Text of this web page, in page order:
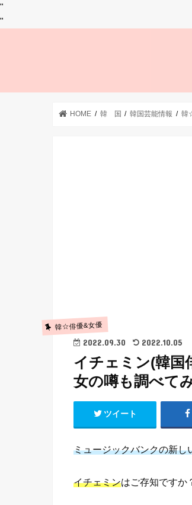
"
"
HOME 韓 国 韓国芸能情報 韓
韓☆俳優&女優
2022.09.30 2022.10.05
イチェミン(韓国
女の噂も調べて
ツイート
ミュージックバンクの新し
イチェミンはご存知ですか